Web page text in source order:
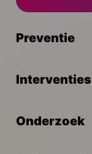
Preventie
Interventies
Onderzoek